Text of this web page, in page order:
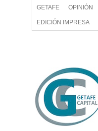
GETAFE OPINIÓN
EDICIÓN IMPRESA